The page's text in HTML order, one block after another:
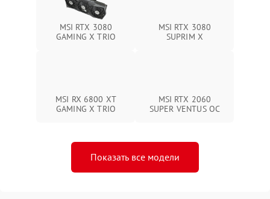
MSI RTX 3080
GAMING X TRIO
MSI RTX 3080
SUPRIM X
MSI RX 6800 XT
GAMING X TRIO
MSI RTX 2060
SUPER VENTUS OC
Показать все модели